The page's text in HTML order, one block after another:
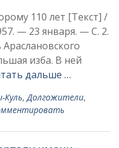
110 лет [Текст] /
— 23 января. — С. 2.
изба. В ней
дальше …
Куль,Долгожители,